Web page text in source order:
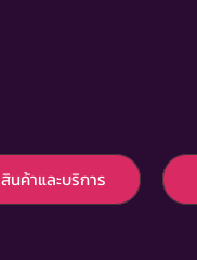
สินค้าและบริการ